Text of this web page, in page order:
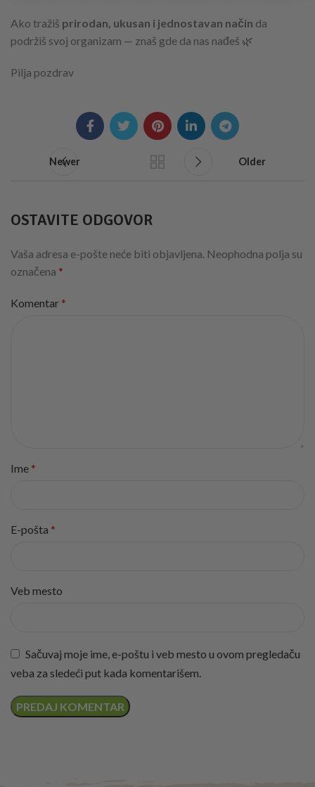
Ako tražiš prirodan, ukusan i jednostavan način da
podržiš svoj organizam — znaš gde da nas nađeš 🌿
Pilja pozdrav
Newer Older
OSTAVITE ODGOVOR
Vaša adresa e-pošte neće biti objavljena. Neophodna polja su
označena *
Komentar *
Ime *
E-pošta *
Veb mesto
Sačuvaj moje ime, e-poštu i veb mesto u ovom pregledaču
veba za sledeći put kada komentarišem.